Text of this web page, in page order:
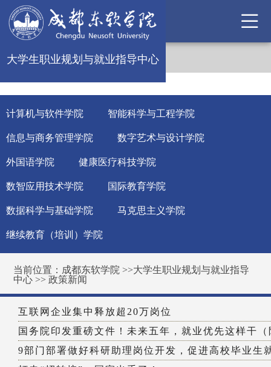
大学生职业规划与就业指导中心
计算机与软件学院 智能科学与工程学院
信息与商务管理学院 数字艺术与设计学院
外国语学院 健康医疗科技学院
数智应用技术学院 国际教育学院
数据科学与基础学院 马克思主义学院
继续教育（培训）学院
当前位置： 成都东软学院 >>大学生职业规划与就业指导
中心 >>政策新闻
互联网企业集中释放超20万岗位
国务院印发重磅文件！未来五年，就业优先这样干
9部门部署做好科研助理岗位开发，促进高校毕业生